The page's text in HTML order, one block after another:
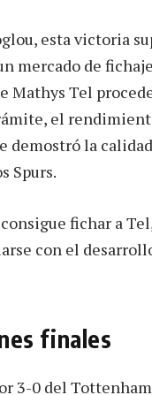
esta victoria
mercado de
Mathys Tel
el
demostró la
Spurs.
fichar a
con el
finales
3-0 del